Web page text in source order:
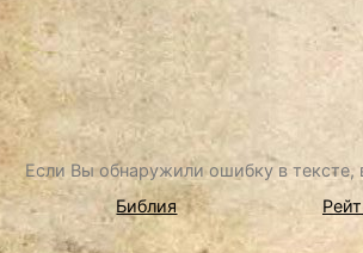
Если Вы обнаружили ошибку в
Библия